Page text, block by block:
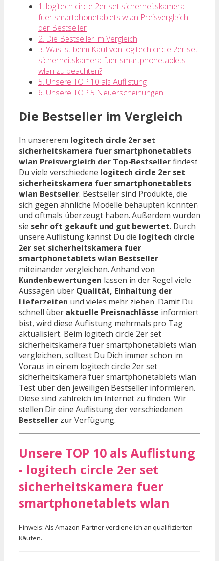
1. logitech circle 2er set sicherheitskamera
fuer smartphonetablets wlan Preisvergleich
der Bestseller
2. Die Bestseller im Vergleich
3. Was ist beim Kauf von logitech circle 2er set
sicherheitskamera fuer smartphonetablets
wlan zu beachten?
5. Unsere TOP 10 als Auflistung
6. Unsere TOP 5 Neuerscheinungen
Die Bestseller im Vergleich
In unsererem logitech circle 2er set
sicherheitskamera fuer smartphonetablets
wlan Preisvergleich der Top-Bestsellerfindest
Du viele verschiedene logitech circle 2er set
sicherheitskamera fuer smartphonetablets
wlan Bestseller. Bestseller sind Produkte, die
sich gegen ähnliche Modelle behaupten konnten
und oftmals überzeugt haben. Außerdem wurden
sie sehr oft gekauft und gut bewertet. Durch
unsere Auflistung kannst Du die logitech circle
2er set sicherheitskamera fuer
smartphonetablets wlan Bestseller
miteinander vergleichen. Anhand von
Kundenbewertungen lassen in der Regel viele
Aussagen über Qualität, Einhaltung der
Lieferzeiten und vieles mehr ziehen. Damit Du
schnell über aktuelle Preisnachlässe informiert
bist, wird diese Auflistung mehrmals pro Tag
aktualisiert. Beim logitech circle 2er set
sicherheitskamera fuer smartphonetablets wlan
vergleichen, solltest Du Dich immer schon im
Voraus in einem logitech circle 2er set
sicherheitskamera fuer smartphonetablets wlan
Test über den jeweiligen Bestseller informieren.
Diese sind zahlreich im Internet zu finden. Wir
stellen Dir eine Auflistung der verschiedenen
Bestseller zur Verfügung.
Unsere TOP 10 als Auflistung
- logitech circle 2er set
sicherheitskamera fuer
smartphonetablets wlan
Hinweis: Als Amazon-Partner verdiene ich an qualifizierten
Käufen.